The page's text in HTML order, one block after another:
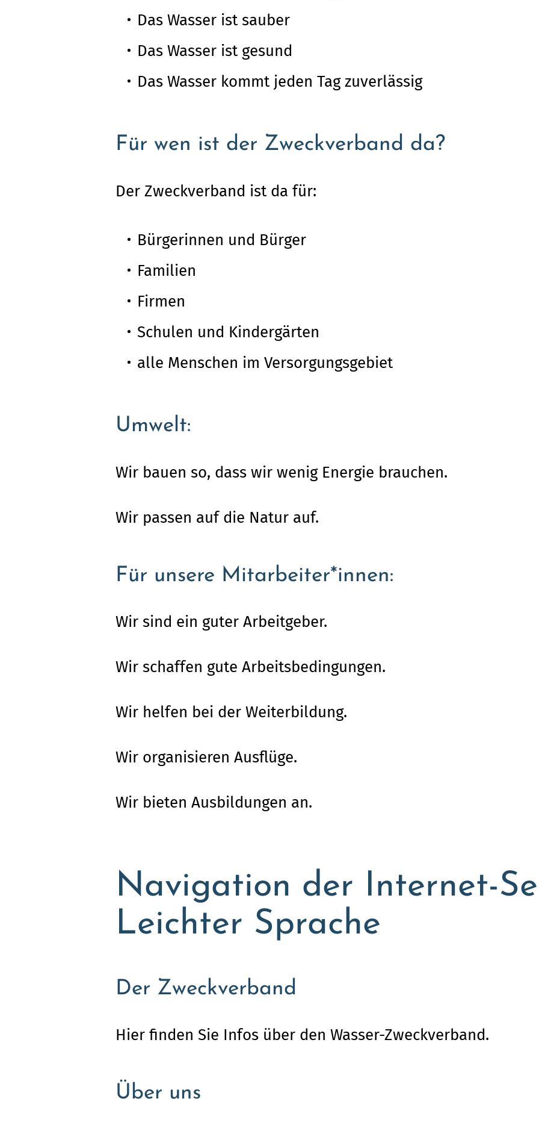
Das Wasser ist sauber
Das Wasser ist gesund
Das Wasser kommt jeden Tag zuverlässig
Für wen ist der Zweckverband da?
Der Zweckverband ist da für:
Bürgerinnen und Bürger
Familien
Firmen
Schulen und Kindergärten
alle Menschen im Versorgungsgebiet
Umwelt:
Wir bauen so, dass wir wenig Energie brauchen.
Wir passen auf die Natur auf.
Für unsere Mitarbeiter*innen:
Wir sind ein guter Arbeitgeber.
Wir schaffen gute Arbeitsbedingungen.
Wir helfen bei der Weiterbildung.
Wir organisieren Ausflüge.
Wir bieten Ausbildungen an.
Navigation der Internet-
Leichter Sprache
Der Zweckverband
Hier finden Sie Infos über den Wasser-Zweckverband.
Über uns